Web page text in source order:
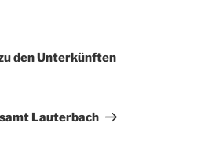
den Unterkünften
Lauterbach